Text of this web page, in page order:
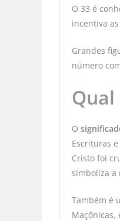
O 33 é
incentiva
Grandes
número
O
Escrituras
Cristo foi
simboliza a
Também é
Maçônicas,